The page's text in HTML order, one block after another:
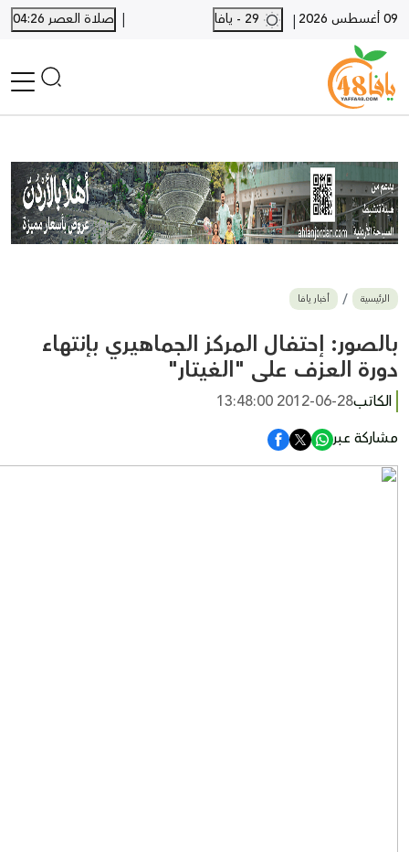
09 أغسطس 2026 |
| صلاة العصر 04:26
أخبار محلية
أخبار يافا
SHORTS
أخبار اللد والرملة
بيع وشراء
أخبار القدس
وفيات
المزيد
ارسل خبر
الرئيسية أخبار يافا
بالصور: إحتفال المركز الجماهيري بإنتهاء
دورة العزف على "الغيتار"
الكاتب2012-06-28 13:48:00
مشاركة عبر